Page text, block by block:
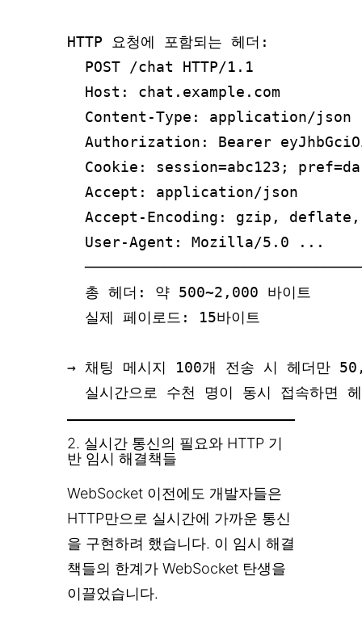
HTTP 요청에 포함되는 헤더:
POST /chat HTTP/1.1
Host: chat.example.com
Content-Type: application/json
Authorization: Bearer
Cookie: session=abc123;
Accept: application/json
Accept-Encoding: gzip, deflate,
User-Agent: Mozilla/5.0 ...
  총 헤더: 약 500~2,000 바이트
  실제 페이로드: 15바이트
→ 채팅 메시지 100개 전송 시 헤더만
2. 실시간 통신의 필요와 HTTP 기
반 임시 해결책들
WebSocket 이전에도 개발자들은
HTTP만으로 실시간에 가까운 통신
을 구현하려 했습니다. 이 임시 해결
책들의 한계가 WebSocket 탄생을
이끌었습니다.